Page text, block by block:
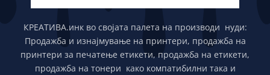
КРЕАТИВА.инк во својата палета на производи нуди:
Продажба и изнајмување на принтери, продажба на
принтери за печатење етикети, продажба на етикети,
продажба на тонери како компатибилни така и